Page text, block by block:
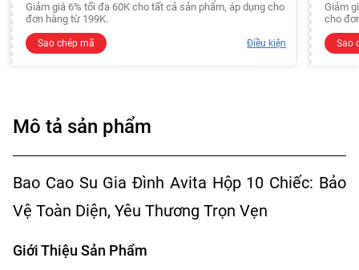
Giảm giá 6% tối đa 60K cho tất cả sản phẩm, áp dụng cho
đơn hàng từ 199K.
Sao chép mã Điều kiện
Giảm
cho
Sao
Mô tả sản phẩm
Bao Cao Su Gia Đình Avita Hộp 10 Chiếc: Bảo
Vệ Toàn Diện, Yêu Thương Trọn Vẹn
Giới Thiệu Sản Phẩm